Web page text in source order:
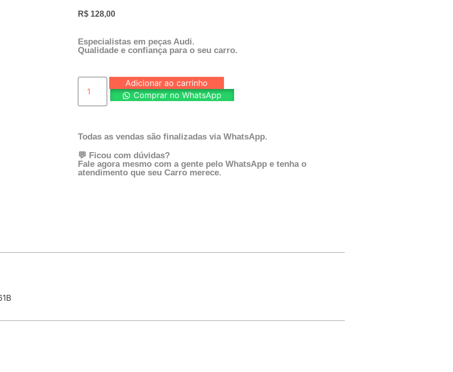
R$ 128,00
Especialistas em peças Audi.
Qualidade e confiança para o seu carro.
Adicionar ao carrinho
Comprar no WhatsApp
Todas as vendas são finalizadas via WhatsApp.
💬 Ficou com dúvidas?
Fale agora mesmo com a gente pelo WhatsApp e tenha o
atendimento que seu Carro merece.